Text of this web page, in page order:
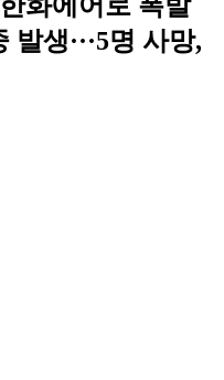
생···5명 사망,